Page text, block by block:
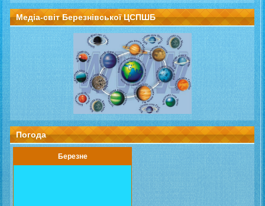
Медіа-світ Березнівської ЦСПШБ
Погода
Березне